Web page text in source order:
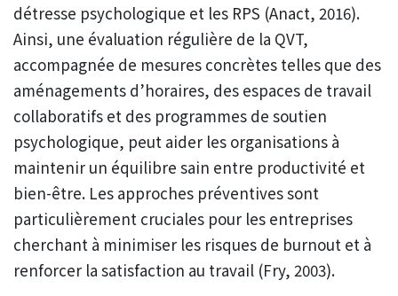
détresse psychologique et les RPS (Anact, 2016).
Ainsi, une évaluation régulière de la QVT,
accompagnée de mesures concrètes telles que des
aménagements d’horaires, des espaces de travail
collaboratifs et des programmes de soutien
psychologique, peut aider les organisations à
maintenir un équilibre sain entre productivité et
bien-être. Les approches préventives sont
particulièrement cruciales pour les entreprises
cherchant à minimiser les risques de burnout et à
renforcer la satisfaction au travail (Fry, 2003).